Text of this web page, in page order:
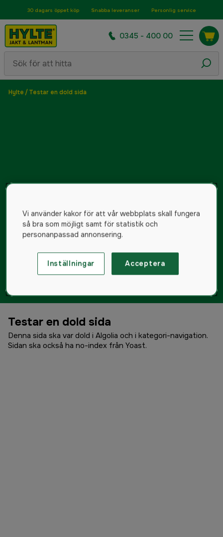
30 dagars öppet köp Snabba leveranser Personlig service
0345 - 400 00
Hylte /Testar en dold sida
Testar en dold sida
Denna sida ska var dold i Algolia och i kategori-navigation.
Sidan ska också ha no-index från Yoast.
Vi använder kakor för att vår webbplats skall fungera
så bra som möjligt samt för statistik och
personanpassad annonsering.
Inställningar Acceptera